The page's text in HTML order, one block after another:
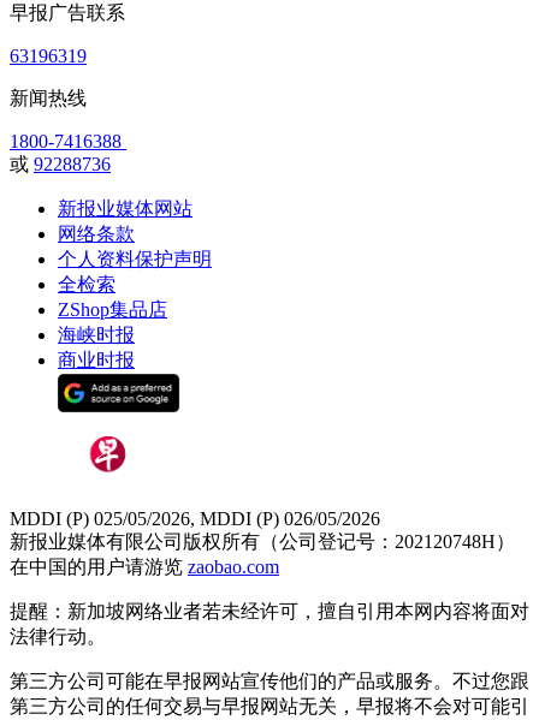
早报广告联系
63196319
新闻热线
1800-7416388
或 92288736
新报业媒体网站
网络条款
个人资料保护声明
全检索
ZShop集品店
海峡时报
商业时报
MDDI (P) 025/05/2026, MDDI (P) 026/05/2026
新报业媒体有限公司版权所有（公司登记号：202120748H）
在中国的用户请游览 zaobao.com
提醒：新加坡网络业者若未经许可，擅自引用本网内容将面对
法律行动。
第三方公司可能在早报网站宣传他们的产品或服务。不过您跟
第三方公司的任何交易与早报网站无关，早报将不会对可能引